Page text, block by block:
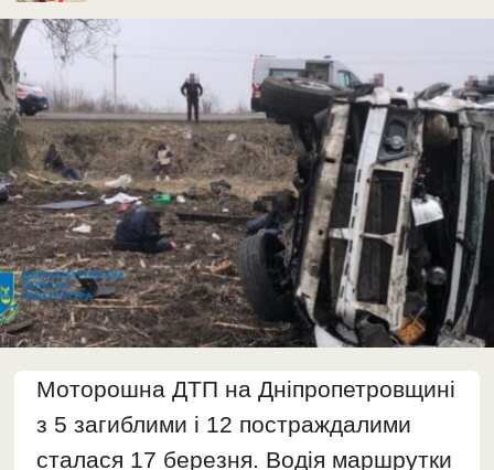
Моторошна ДТП на Дніпропетровщині
з 5 загиблими і 12 постраждалими
сталася 17 березня. Водія маршрутки